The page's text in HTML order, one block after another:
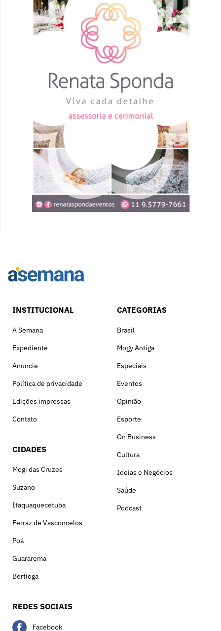
INSTITUCIONAL
A Semana
Expediente
Anuncie
Política de privacidade
Edições impressas
Contato
CIDADES
Mogi das Cruzes
Suzano
Itaquaquecetuba
Ferraz de Vasconcelos
Poá
Guararema
Bertioga
CATEGORIAS
Brasil
Mogy Antiga
Especiais
Eventos
Opinião
Esporte
On Business
Cultura
Ideias e Negócios
Saúde
Podcast
REDES SOCIAIS
Facebook